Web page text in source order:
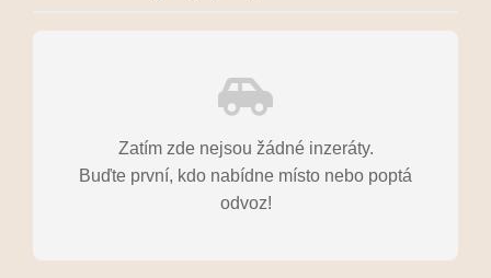
Zatím zde nejsou žádné inzeráty.
Buďte první, kdo nabídne místo nebo poptá
odvoz!